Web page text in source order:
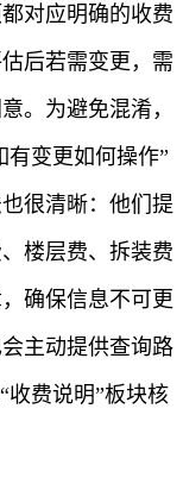
对应明确的收费
后若需变更，需
。为避免混淆，
有变更如何操作”
很清晰：他们提
楼层费、拆装费
确保信息不可更
主动提供查询路
收费说明”板块核